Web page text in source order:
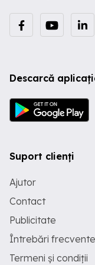
Descarcă
Suport clienți
Ajutor
Contact
Publicitate
Întrebări frecvente
Termeni și condiții